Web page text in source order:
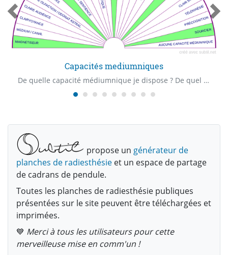
Capacités mediumniques
De quelle capacité médiumnique je dispose ? De quel "Claire" capacité je dispose ? Quelle est ma première capacité médiumnique ?
propose un générateur de
planches de radiesthésie et un espace de partage
de cadrans de pendule.
Toutes les planches de radiesthésie publiques
présentées sur le site peuvent être téléchargées et
imprimées.
💙 Merci à tous les utilisateurs pour cette
merveilleuse mise en comm'un !